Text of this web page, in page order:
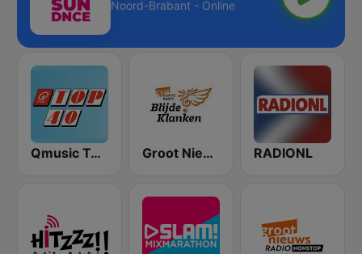
Noord-Brabant - Online
Qmusic Top 40 Groot Nieuws Radio Blijde Klanken RADIONL